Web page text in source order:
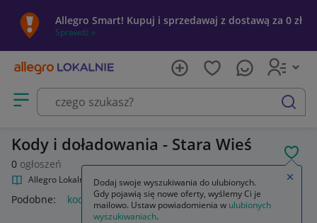
Allegro Smart! Kupuj i sprzedawaj z dostawą za 0 zł
Sprawdź »
Otwórz menu z kategoriami
szukaj
Kody i doładowania - Stara Wieś
0 ogłoszeń
Allegro Lokalnie Kultura i rozrywka Kody i doładowania
Podobne: kody i doładowania
Dodaj swoje wyszukiwania do ulubionych.
Gdy pojawią się nowe oferty, wyślemy Ci je
mailowo. Ustaw powiadomienia w ulubionych
wyszukiwaniach.